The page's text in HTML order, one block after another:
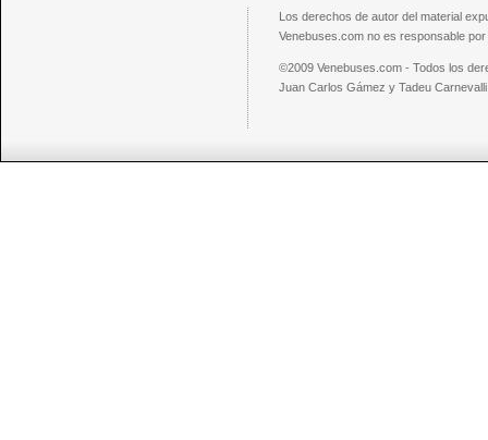
Los derechos de autor del material
Venebuses.com no es responsable
©2009 Venebuses.com - Todos los
Juan Carlos Gámez y Tadeu Carnevalli